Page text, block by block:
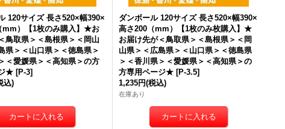
120サイズ 長さ520×幅390×
mm）【1枚のみ購入】★お
鳥取県＞＜島根県＞＜岡山
県＞＜山口県＞＜徳島県＞
＜愛媛県＞＜高知県＞の方
★ [P-3]
込)
ダンボール 120サイズ 長さ520×幅390×
高さ200（mm）【1枚のみ枚購入】★
お届け先が＜鳥取県＞＜島根県＞＜岡
山県＞＜広島県＞＜山口県＞＜徳島県
＞＜香川県＞＜愛媛県＞＜高知県＞の
方専用ページ★ [P-3.5]
1,235円(税込)
在庫あり